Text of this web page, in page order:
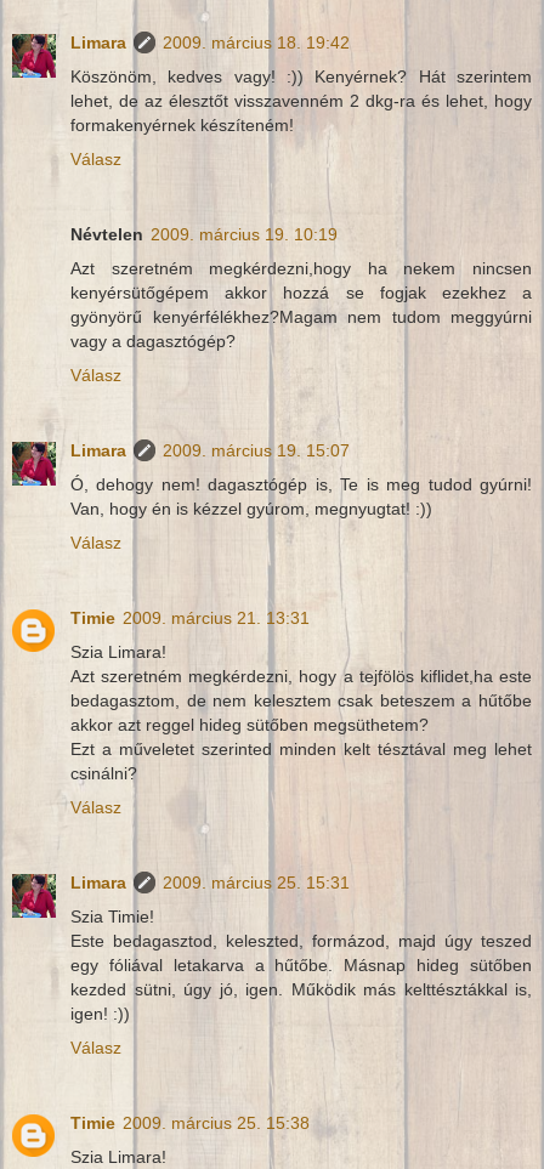
Limara
2009. március 18. 19:42
Köszönöm, kedves vagy! :)) Kenyérnek? Hát szerintem
lehet, de az élesztőt visszavenném 2 dkg-ra és lehet, hogy
formakenyérnek készíteném!
Válasz
Névtelen 2009. március 19. 10:19
Azt szeretném megkérdezni,hogy ha nekem nincsen
kenyérsütőgépem akkor hozzá se fogjak ezekhez a
gyönyörű kenyérfélékhez?Magam nem tudom meggyúrni
vagy a dagasztógép?
Válasz
Limara
2009. március 19. 15:07
Ó, dehogy nem! dagasztógép is, Te is meg tudod gyúrni!
Van, hogy én is kézzel gyúrom, megnyugtat! :))
Válasz
Timie 2009. március 21. 13:31
Szia Limara!
Azt szeretném megkérdezni, hogy a tejfölös kiflidet,ha este
bedagasztom, de nem kelesztem csak beteszem a hűtőbe
akkor azt reggel hideg sütőben megsüthetem?
Ezt a műveletet szerinted minden kelt tésztával meg lehet
csinálni?
Válasz
Limara
2009. március 25. 15:31
Szia Timie!
Este bedagasztod, keleszted, formázod, majd úgy teszed
egy fóliával letakarva a hűtőbe. Másnap hideg sütőben
kezded sütni, úgy jó, igen. Működik más kelttésztákkal is,
igen! :))
Válasz
Timie 2009. március 25. 15:38
Szia Limara!